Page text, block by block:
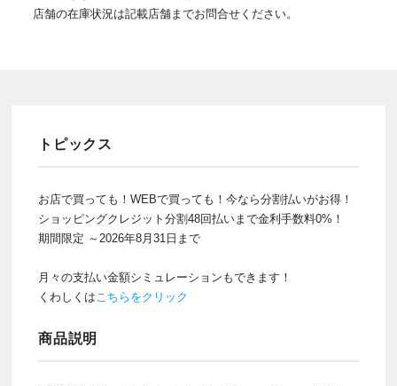
店舗の在庫状況は記載店舗までお問合せください。
トピックス
お店で買っても！WEBで買っても！今なら分割払いがお得！
ショッピングクレジット分割48回払いまで金利手数料0%！
期間限定 ～2026年8月31日まで
月々の支払い金額シミュレーションもできます！
くわしくはこちらをクリック
商品説明